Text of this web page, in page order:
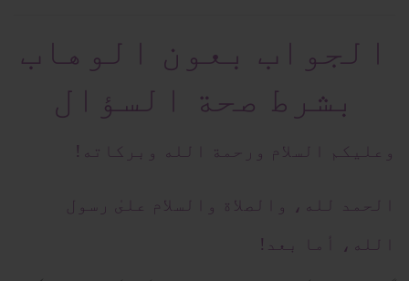
الجواب بعون الوهاب
بشرط صحة السؤال
وعلیکم السلام ورحمة الله وبرکاته!
الحمد لله، والصلاة والسلام علىٰ رسول
الله، أما بعد!